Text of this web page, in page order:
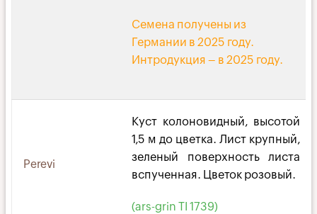
Семена получены из
Германии в 2025 году.
Интродукция – в 2025 году.
Perevi
Куст колоновидный, высотой
1,5 м до цветка. Лист крупный,
зеленый поверхность листа
вспученная. Цветок розовый.
(ars-grin TI 1739)